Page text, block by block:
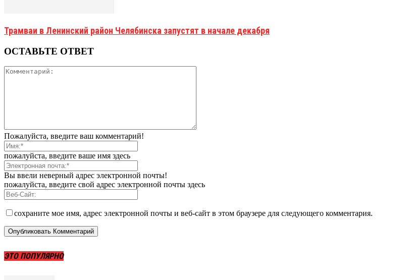
Трамваи в Ленинский район Челябинска запустят в начале декабря
ОСТАВЬТЕ ОТВЕТ
Пожалуйста, введите ваш комментарий!
пожалуйста, введите ваше имя здесь
Вы ввели неверный адрес электронной почты!
пожалуйста, введите свой адрес электронной почты здесь
сохраните мое имя, адрес электронной почты и веб-сайт в этом браузере для следующего комментария.
ЭТО ПОПУЛЯРНО